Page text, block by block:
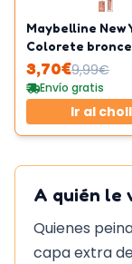
Maybelline New
Colorete
Fórmula
Tono 08 Shades
3,70€9,99€
Envío gratis
Ir al
A quién le
Quienes
capa extra